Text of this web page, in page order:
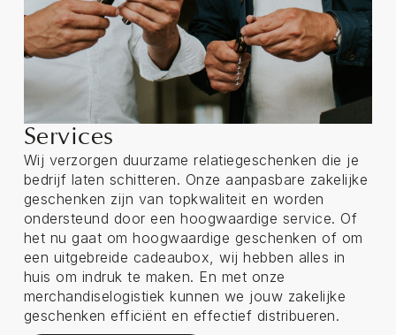
Services
Wij verzorgen duurzame relatiegeschenken die je
bedrijf laten schitteren. Onze aanpasbare zakelijke
geschenken zijn van topkwaliteit en worden
ondersteund door een hoogwaardige service. Of
het nu gaat om hoogwaardige geschenken of om
een uitgebreide cadeaubox, wij hebben alles in
huis om indruk te maken. En met onze
merchandiselogistiek kunnen we jouw zakelijke
geschenken efficiënt en effectief distribueren.